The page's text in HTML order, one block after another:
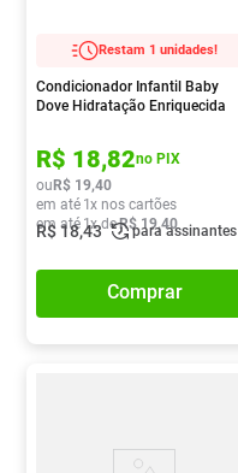
Restam 1 unidades!
Condicionador Infantil Baby
Dove Hidratação Enriquecida
R$ 18,82no PIX
ouR$ 19,40
em até 1x nos cartões
em até 1x deR$ 19,40
R$18,43 para assinantes
Comprar